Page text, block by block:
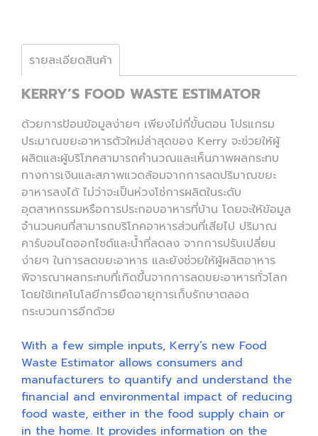
รายละเอียดสินค้า
KERRY’S FOOD WASTE ESTIMATOR
ด้วยการป้อนข้อมูลง่ายๆ เพียงไม่กี่ขั้นตอน โปรแกรม
ประมาณขยะอาหารตัวใหม่ล่าสุดของ Kerry จะช่วยให้ผู้
ผลิตและผู้บริโภคสามารถคำนวณและเห็นภาพผลกระทบ
ทางการเงินและสภาพแวดล้อมจากการลดปริมาณขยะ
อาหารลงได้ ไม่ว่าจะเป็นห่วงโซ่การผลิตในระดับ
อุตสาหกรรมหรือการประกอบอาหารที่บ้าน โดยจะให้ข้อมูล
จำนวนคนที่สามารถบริโภคอาหารส่วนที่เสียไป ปริมาณ
คาร์บอนไดออกไซด์และน้ำที่ลดลง จากการปรับเปลี่ยน
ง่ายๆ ในการลดขยะอาหาร และยังช่วยให้ผู้ผลิตอาหาร
พิจารณาผลกระทบที่เกิดขึ้นจากการลดขยะอาหารทั่วโลก
โดยใช้เทคโนโลยีการยืดอายุการเก็บรักษาตลอด
กระบวนการอีกด้วย
With a few simple inputs, Kerry’s new Food
Waste Estimator allows consumers and
manufacturers to quantify and understand the
financial and environmental impact of reducing
food waste, either in the food supply chain or
in the home. It provides information on the